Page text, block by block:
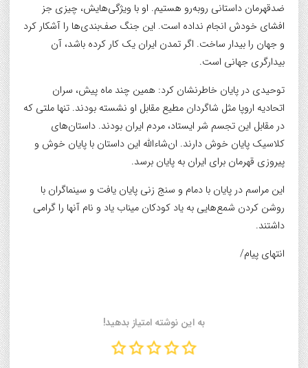
ضدقهرمان داستانی روبه‌رو هستیم. او با ویژگی‌هایش، چیزی جز
افشای خودش انجام نداده است. این جنگ صف‌بندی‌ها را آشکار کرد
و جهان را بیدار ساخت. اگر تمدن ایران یک کار کرده باشد، آن
بیدارگری جهانی است.
توحیدی در پایان خاطرنشان کرد: همین چند ماه پیش، سران
اتحادیه اروپا مثل شاگردان مطیع مقابل او نشسته بودند. تنها ملتی که
در مقابل این تجسم شر ایستاد، مردم ایران بودند. داستان‌های
کلاسیک پایان خوش دارند. ان‌شاءالله این داستان با پایان خوش و
پیروزی قهرمان برای ایران به پایان برسد.
این مراسم در پایان با دمام و سنج زنی پایان یافت و سینماگران با
روشن کردن شمع‌هایی به یاد کودکان میناب یاد و نام آنها را گرامی
داشتند.
انتهای پیام/
به این نوشته امتیاز بدهید!